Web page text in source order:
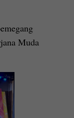
Muda